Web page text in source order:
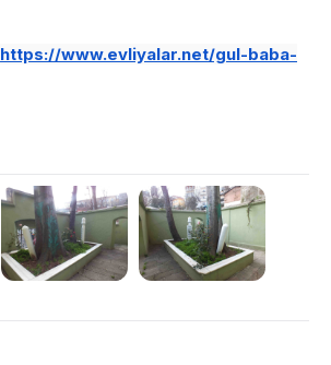
https://www.evliyalar.net/gul-baba-